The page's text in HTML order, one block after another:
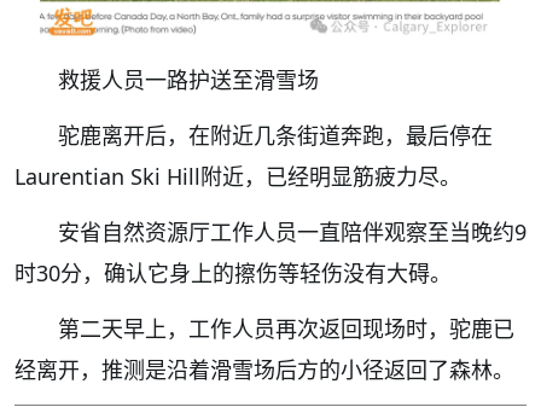
救援人员一路护送至滑雪场
驼鹿离开后，在附近几条街道奔跑，最后停在
Laurentian Ski Hill附近，已经明显筋疲力尽。
安省自然资源厅工作人员一直陪伴观察至当晚约9
时30分，确认它身上的擦伤等轻伤没有大碍。
第二天早上，工作人员再次返回现场时，驼鹿已
经离开，推测是沿着滑雪场后方的小径返回了森林。